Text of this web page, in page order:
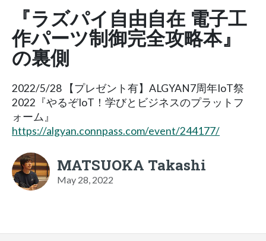
『ラズパイ自由自在 電子工
作パーツ制御完全攻略本』
の裏側
2022/5/28 【プレゼント有】ALGYAN7周年IoT祭
2022『やるぞIoT！学びとビジネスのプラットフ
ォーム』
https://algyan.connpass.com/event/244177/
MATSUOKA Takashi
May 28, 2022